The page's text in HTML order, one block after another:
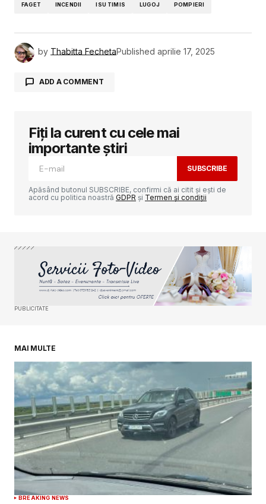
FAGET INCENDII ISU TIMIS LUGOJ POMPIERI
by Thabitta FechetaPublished aprilie 17, 2025
ADD A COMMENT
Adresa ta de email nu va fi publicată.
Câmpurile obligatorii sunt marcate cu
Your E-mail*
SUBMIT COMMENT
Fiți la curent cu cele mai
importante știri
SUBSCRIBE
Apăsând butonul SUBSCRIBE, confirmi că ai citit și ești de
acord cu politica noastră GDPR și Termen și condiții
PUBLICITATE
MAI MULTE
BREAKING NEWS